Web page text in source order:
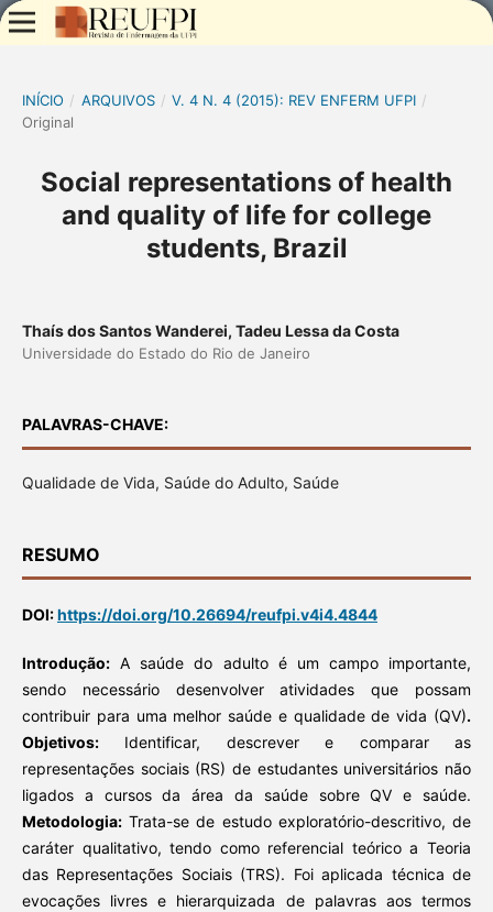
INÍCIO / ARQUIVOS / V. 4 N. 4 (2015): REV ENFERM UFPI /
Original
Social representations of health
and quality of life for college
students, Brazil
Thaís dos Santos Wanderei, Tadeu Lessa da Costa
Universidade do Estado do Rio de Janeiro
PALAVRAS-CHAVE:
Qualidade de Vida, Saúde do Adulto, Saúde
RESUMO
DOI:https://doi.org/10.26694/reufpi.v4i4.4844
Introdução:A saúde do adulto é um campo importante,
sendo necessário desenvolver atividades que possam
contribuir para uma melhor saúde e qualidade de vida (QV).
Objetivos:Identificar, descrever e comparar as
representações sociais (RS) de estudantes universitários não
ligados a cursos da área da saúde sobre QV e saúde.
Metodologia:Trata-se de estudo exploratório-descritivo, de
caráter qualitativo, tendo como referencial teórico a Teoria
das Representações Sociais (TRS). Foi aplicada técnica de
evocações livres e hierarquizada de palavras aos termos